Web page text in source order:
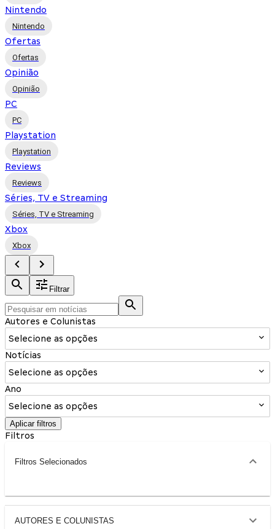
Nintendo
Nintendo
Ofertas
Ofertas
Opinião
Opinião
PC
PC
Playstation
Playstation
Reviews
Reviews
Séries, TV e Streaming
Séries, TV e Streaming
Xbox
Xbox
Filtrar
Autores e Colunistas
Selecione as opções
Notícias
Selecione as opções
Ano
Selecione as opções
Aplicar filtros
Filtros
Filtros Selecionados
AUTORES E COLUNISTAS